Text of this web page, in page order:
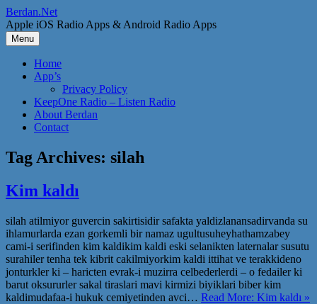
Skip
to
content
Berdan.Net
Apple iOS Radio Apps & Android Radio Apps
Menu
Home
App’s
Privacy Policy
KeepOne Radio – Listen Radio
About Berdan
Contact
Tag Archives: silah
Kim kaldı
silah atilmiyor guvercin sakirtisidir safakta yaldizlanansadirvanda su
ihlamurlarda ezan gorkemli bir namaz ugultusuheyhathamzabey
cami-i serifinden kim kaldikim kaldi eski selanikten laternalar susutu
surahiler tenha tek kibrit cakilmiyorkim kaldi ittihat ve terakkideno
jonturkler ki – haricten evrak-i muzirra celbederlerdi – o fedailer ki
barut oksururler sakal tiraslari mavi kirmizi biyiklari biber kim
kaldimudafaa-i hukuk cemiyetinden avci… Read More: Kim kaldı »